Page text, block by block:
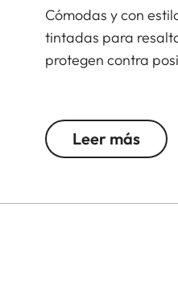
Cómodas y con
tintadas para
protegen contra
Leer más